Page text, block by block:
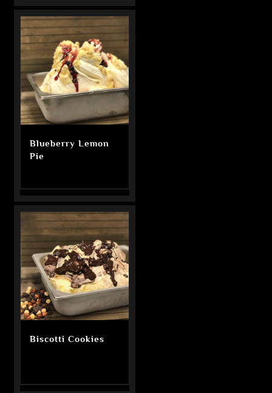
Blueberry Lemon
Pie
Biscotti Cookies